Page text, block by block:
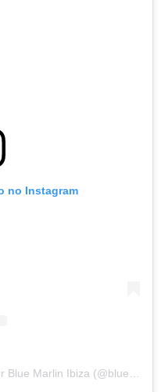
no Instagram
Uma publicação compartilhada por Blue Marlin Ibiza (@bluemarlinibiza)